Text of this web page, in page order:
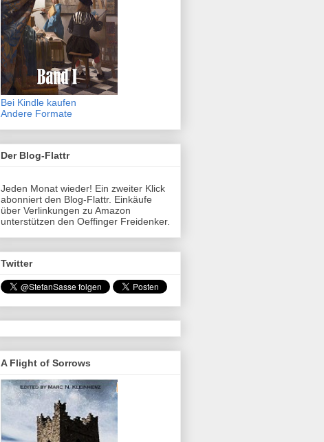
Bei Kindle kaufen
Andere Formate
Der Blog-Flattr
Jeden Monat wieder! Ein zweiter Klick
abonniert den Blog-Flattr. Einkäufe
über Verlinkungen zu Amazon
unterstützen den Oeffinger Freidenker.
Twitter
A Flight of Sorrows